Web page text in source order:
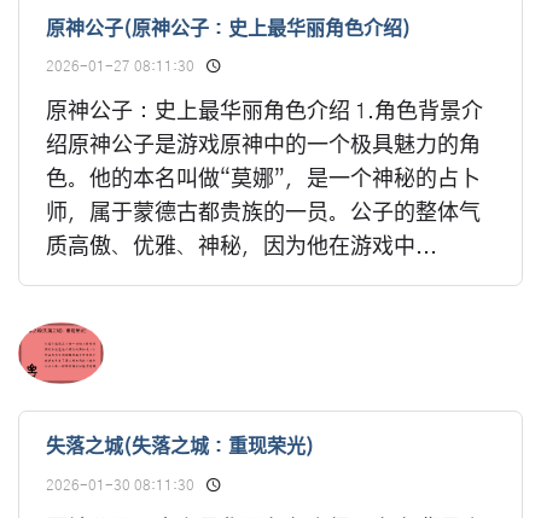
原神公子(原神公子：史上最华丽角色介绍)
2026-01-27 08:11:30
原神公子：史上最华丽角色介绍 1.角色背景介
绍原神公子是游戏原神中的一个极具魅力的角
色。他的本名叫做“莫娜”，是一个神秘的占卜
师，属于蒙德古都贵族的一员。公子的整体气
质高傲、优雅、神秘，因为他在游戏中...
失落之城(失落之城：重现荣光)
2026-01-30 08:11:30